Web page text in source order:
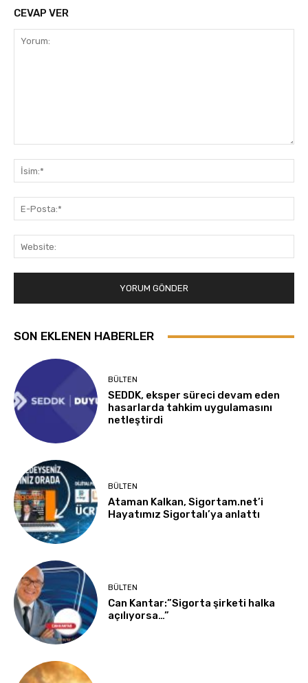
CEVAP VER
SON EKLENEN HABERLER
BÜLTEN
SEDDK, eksper süreci devam eden
hasarlarda tahkim uygulamasını
netleştirdi
BÜLTEN
Ataman Kalkan, Sigortam.net’i
Hayatımız Sigortalı’ya anlattı
BÜLTEN
Can Kantar:”Sigorta şirketi halka
açılıyorsa…”